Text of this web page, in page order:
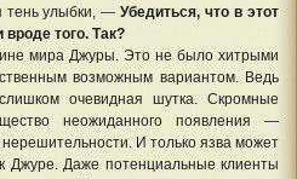
тень улыбки, —Убедиться, что в этот
того. Так?
мира Джуры. Это не было хитрыми
возможным вариантом. Ведь
очевидная шутка. Скромные
неожиданного появления —
И только язва может
Джуре. Даже потенциальные клиенты